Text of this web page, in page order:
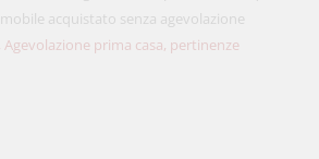
acquistato senza agevolazione
Agevolazione prima casa, pertinenze